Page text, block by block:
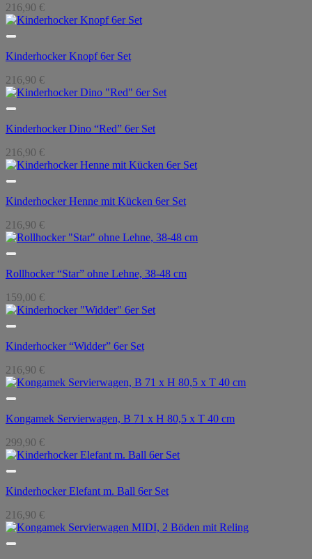
216,90 €
Kinderhocker Knopf 6er Set
216,90 €
Kinderhocker Dino “Red” 6er Set
216,90 €
Kinderhocker Henne mit Kücken 6er Set
216,90 €
Rollhocker “Star” ohne Lehne, 38-48 cm
159,00 €
Kinderhocker “Widder” 6er Set
216,90 €
Kongamek Servierwagen, B 71 x H 80,5 x T 40 cm
299,90 €
Kinderhocker Elefant m. Ball 6er Set
216,90 €